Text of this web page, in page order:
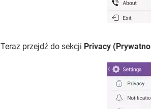
Teraz przejdź do sekcji Privacy